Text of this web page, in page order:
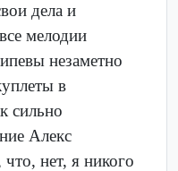
дела и
мелодии
незаметно
в
сильно
Алекс
нет, я никого